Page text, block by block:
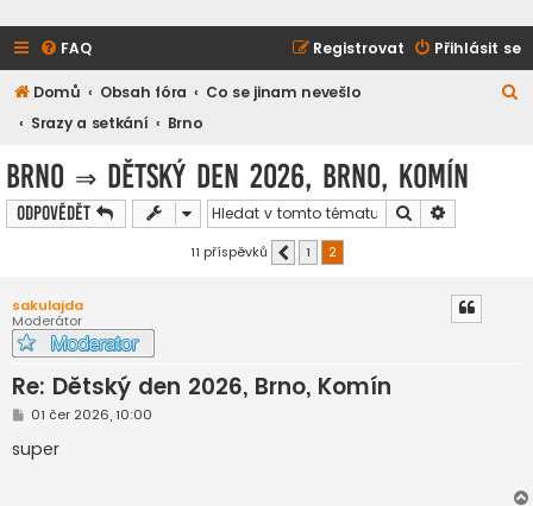
FAQ Přihlásit se
Registrovat
Domů Obsah fóra
Co se jinam nevešlo
Srazy a setkání
Brno
Brno ⇒ Dětský den 2026, Brno, Komín
Odpovědět Hledat
11 příspěvků Předchozí
1 2
sakulajda
Moderátor
Re: Dětský den 2026, Brno, Komín
P
í
s
01 čer 2026, 10:00
super